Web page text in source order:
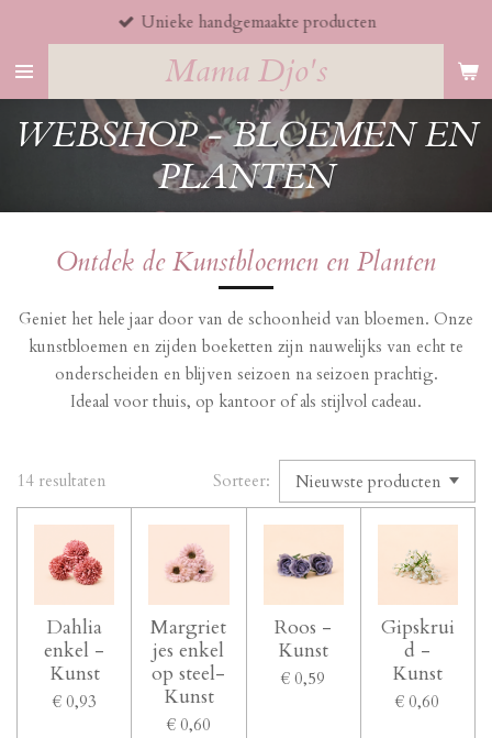
naar
hoofdinhoud
Mama Djo's
Unieke handgemaakte producten
WEBSHOP - BLOEMEN EN
PLANTEN
Ontdek de Kunstbloemen en Planten
Geniet het hele jaar door van de schoonheid van bloemen. Onze
kunstbloemen en zijden boeketten zijn nauwelijks van echt te
onderscheiden en blijven seizoen na seizoen prachtig.
Ideaal voor thuis, op kantoor of als stijlvol cadeau.
14 resultaten Sorteer:
Dahlia
enkel -
Kunst
€ 0,93
Margriet
jes enkel
op steel-
Kunst
€ 0,60
Roos -
Kunst
€ 0,59
Gipskrui
d -
Kunst
€ 0,60